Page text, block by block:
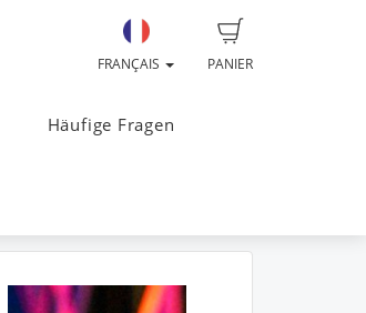
PANIER
FRANÇAIS
Häufige Fragen